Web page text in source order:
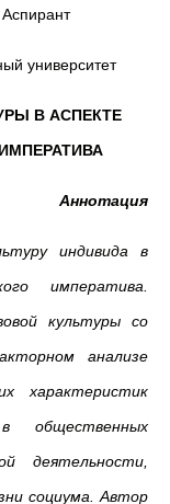
университет
В АСПЕКТЕ
Аннотация
индивида в
императива.
культуры со
анализе
характеристик
общественных
деятельности,
социума. Автор